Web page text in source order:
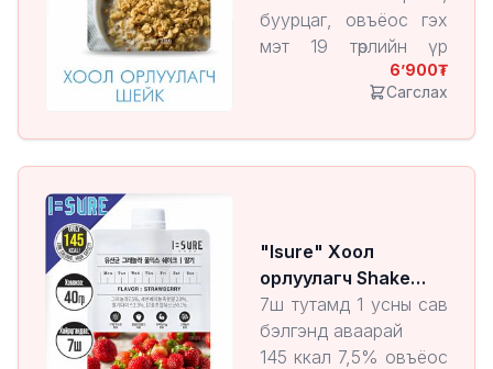
буурцаг, овъёос гэх
мэт 19 төрлийн үр
тарианы холимог
17 төрлийн сүүн
будааны агууламжтай
6’900
Сагслах
"Isure" Хоол
орлуулагч Shake
Strawberry
7ш тутамд 1 усны сав
бэлгэнд аваарай
145 ккал 7,5% овъёос